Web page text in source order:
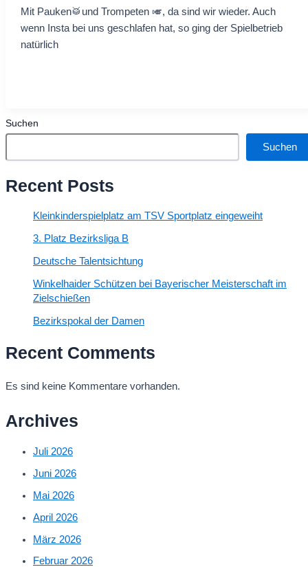
Mit Pauken🥁und Trompeten 🎺, da sind wir wieder. Auch
wenn Insta bei uns geschlafen hat, so ging der Spielbetrieb
natürlich
Suchen
Suchen
Recent Posts
Kleinkinderspielplatz am TSV Sportplatz eingeweiht
3. Platz Bezirksliga B
Deutsche Talentsichtung
Winkelhaider Schützen bei Bayerischer Meisterschaft im
Zielschießen
Bezirkspokal der Damen
Recent Comments
Es sind keine Kommentare vorhanden.
Archives
Juli 2026
Juni 2026
Mai 2026
April 2026
März 2026
Februar 2026